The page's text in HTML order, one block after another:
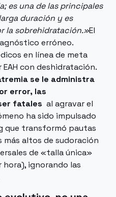
es una de las principales
duración y es
la sobrehidratación.»El
erróneo.
en línea de meta
con deshidratación.
se le administra
error, las
fatales al agravar el
ha sido impulsado
que transformó pautas
más altos de sudoración
de «talla única»
ignorando las